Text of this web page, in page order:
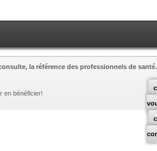
la référence des professionnels de santé.
en bénéficier!